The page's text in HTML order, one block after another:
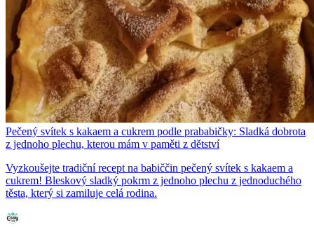
Pečený svítek s kakaem a cukrem podle prababičky: Sladká dobrota
z jednoho plechu, kterou mám v paměti z dětství
Vyzkoušejte tradiční recept na babiččin pečený svítek s kakaem a
cukrem! Bleskový sladký pokrm z jednoho plechu z jednoduchého
těsta, který si zamiluje celá rodina.